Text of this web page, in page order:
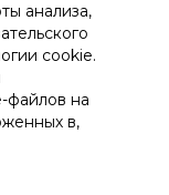
и скидках
заказ за
анализа,
cookie.
файлов на
в,